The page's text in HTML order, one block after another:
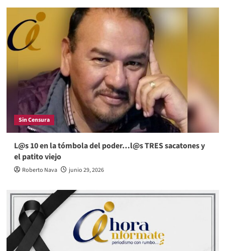
Sin Censura
L@s 10 en la tómbola del poder…l@s TRES sacatones y
el patito viejo
Roberto Nava junio 29, 2026